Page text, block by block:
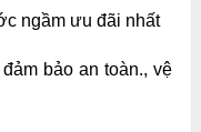
ngầm ưu đãi nhất
bảo an toàn., vệ